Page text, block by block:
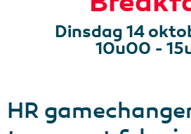
Dinsdag 14
10u00 -
HR